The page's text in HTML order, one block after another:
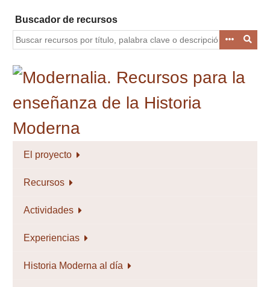
contenido
principal
Buscador de recursos
El proyecto
Recursos
Actividades
Experiencias
Historia Moderna al día